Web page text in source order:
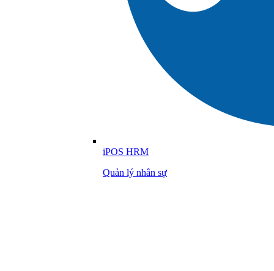
iPOS HRM
Quản lý nhân sự